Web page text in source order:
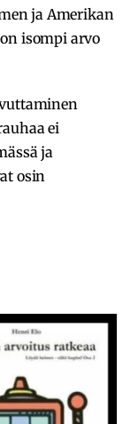
ja Amerikan
isompi arvo
ei
ja
osin